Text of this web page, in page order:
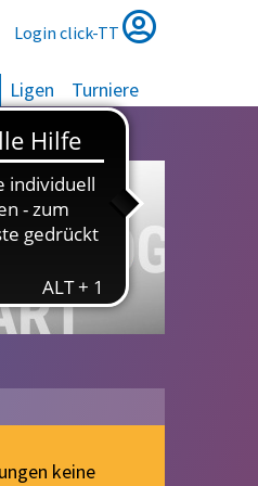
Login click-TT
Ligen Turniere
keine